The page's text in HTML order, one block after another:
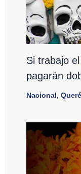
Si trabajo
pagarán
Nacional,